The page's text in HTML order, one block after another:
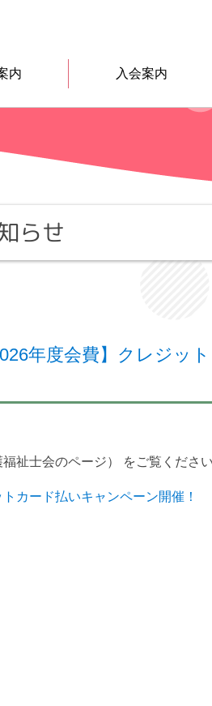
内 入会案内
介護福祉士会入会案
賛助会員入会案内
災害時助け合いネッ
らせ
年度会費】クレジッ
祉士会のページ） をご覧ください
カード払いキャンペーン開催！